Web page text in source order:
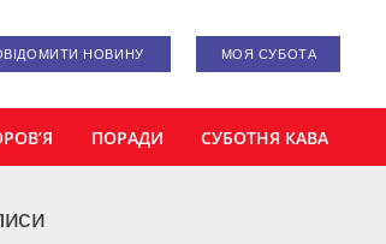
НОВИНУ МОЯ СУБОТА
ПОРАДИ СУБОТНЯ КАВА